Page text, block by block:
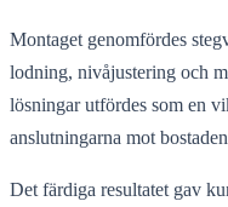
Montaget genomfördes
lodning, nivåjustering och
lösningar utfördes som en
anslutningarna mot
Det färdiga resultatet gav